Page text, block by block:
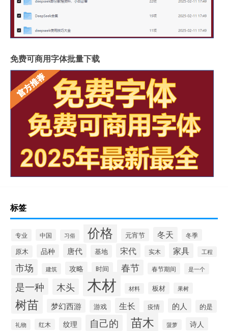
免费可商用字体批量下载
标签
专业 中国 习俗 价格 元宵节 冬天 冬季
原木 品种 唐代 基地 宋代 实木 家具 工程
市场 建筑 攻略 时间 春节 春节期间 是一个
是一种 木头 木材 材料 板材 果树
树苗 梦幻西游 游戏 生长 疫情 的人 的是
礼物 红木 纹理 自己的 苗木 菠萝 诗人